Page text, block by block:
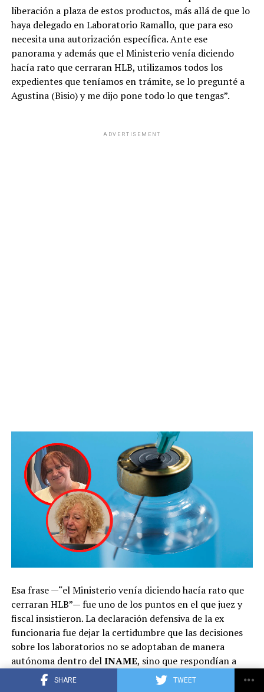
SHARE TWEET
Hasta ahora, el desafío de compatibilizar la estrategia
legislativa con el frente electoralse presenta complejo
y ya derivó en varios traspiés en el Congreso
. El
último episodio tuvo lugar el pasado jueves, con la media
sanción en el Senado de la desguazada
Ley de
Inviolabilidad de la Propiedad Privada
cuyo
articulado tuvo más de 16 versiones y requirió cuatro
Desde la bancada violeta admitieron elrevés
la senadoraPatricia Bullrichsostuvo que la dilación de
los tiempos, producto del Mundial 2026 y el caso de
Manuel Adorni, complicó el escenario. “Tuvimos muchos
errores. No tuvimos un buen vocero, se mezclaron
discusiones. Cambiamos hasta el nombre y la pasamos a
Ley de Tierras, con lo que implica la
propiedad privada para nosotros”, arremetió, por su
parte, un legislador violeta.
liberación a plaza de estos productos, más allá de que lo
haya delegado en Laboratorio Ramallo, que para eso
necesita una autorización específica. Ante ese
panorama y además que el Ministerio venía diciendo
hacía rato que cerraran HLB, utilizamos todos los
expedientes que teníamos en trámite, se lo pregunté a
Agustina (Bisio) y me dijo pone todo lo que tengas”.
ADVERTISEMENT
Esa frase —“el Ministerio venía diciendo hacía rato que
cerraran HLB”— fue uno de los puntos en el que juez y
fiscal insistieron. La declaración defensiva de la ex
funcionaria fue dejar la certidumbre que las decisiones
sobre los laboratorios no se adoptaban de manera
autónoma dentro delINAME, sino que respondían a
instrucciones que bajaban desde elMinisterio de Salud
y se transmitían de manera informal. “Todos los